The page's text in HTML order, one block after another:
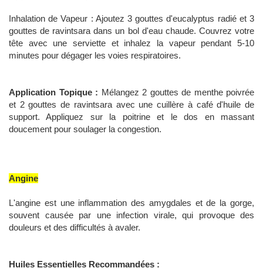
Inhalation de Vapeur : Ajoutez 3 gouttes d'eucalyptus radié et 3
gouttes de ravintsara dans un bol d'eau chaude. Couvrez votre
tête avec une serviette et inhalez la vapeur pendant 5-10
minutes pour dégager les voies respiratoires.
Application Topique : Mélangez 2 gouttes de menthe poivrée
et 2 gouttes de ravintsara avec une cuillère à café d'huile de
support. Appliquez sur la poitrine et le dos en massant
doucement pour soulager la congestion.
Angine
L'angine est une inflammation des amygdales et de la gorge,
souvent causée par une infection virale, qui provoque des
douleurs et des difficultés à avaler.
Huiles Essentielles Recommandées :